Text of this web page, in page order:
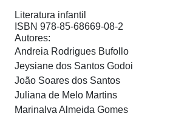
Literatura infantil
ISBN 978-85-68669-08-2
Autores:
Andreia Rodrigues Bufollo
Jeysiane dos Santos Godoi
João Soares dos Santos
Juliana de Melo Martins
Marinalva Almeida Gomes